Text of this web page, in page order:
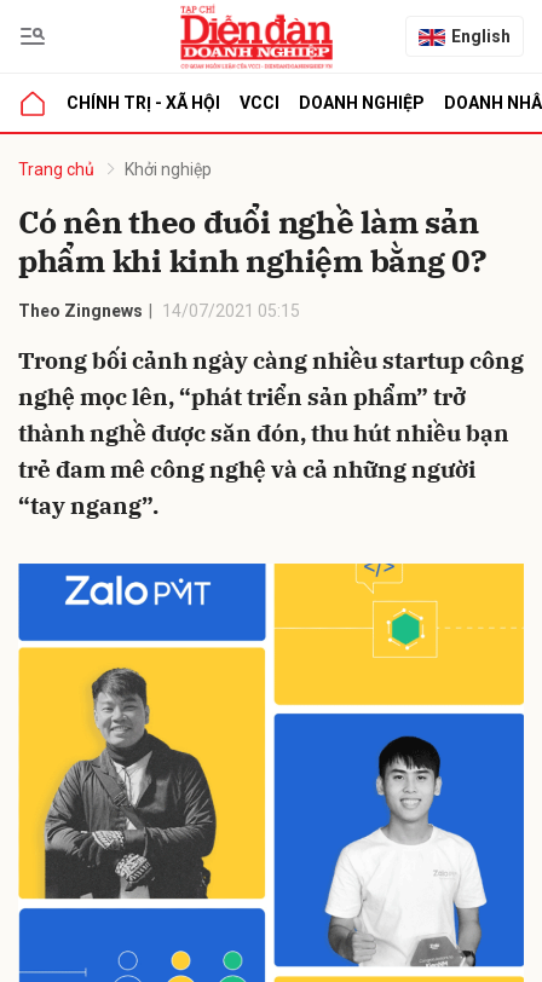
English
CHÍNH TRỊ - XÃ HỘI VCCI DOANH NGHIỆP DOANH
Trang chủ Khởi nghiệp
Có nên theo đuổi nghề làm sản
phẩm khi kinh nghiệm bằng 0?
Theo Zingnews 14/07/2021 05:15
Trong bối cảnh ngày càng nhiều startup công
nghệ mọc lên, “phát triển sản phẩm” trở
thành nghề được săn đón, thu hút nhiều bạn
trẻ đam mê công nghệ và cả những người
“tay ngang”.
luận
Hủy